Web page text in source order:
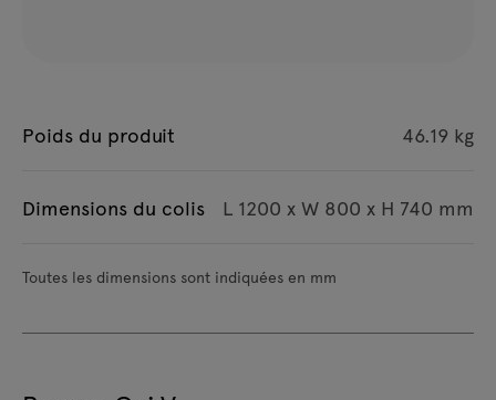
Poids du produit 46.19 kg
Dimensions du colis L 1200 x W 800 x H 740 mm
Toutes les dimensions sont indiquées en mm